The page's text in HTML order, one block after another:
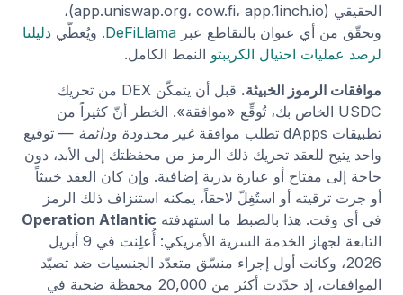
الحقيقي (app.uniswap.org، cow.fi، app.1inch.io)،
وتحقّق من أي عنوان بالتقاطع عبر DeFiLlama. ويُغطّي دليلنا
لرصد عمليات احتيال الكريبتو النمط الكامل.
موافقات الرموز الخبيثة.
قبل أن يتمكّن DEX من تحريك
USDC الخاص بك، تُوقِّع «موافقة». الخطر أنّ كثيراً من
تطبيقات dApps تطلب موافقة
غير محدودة ودائمة — توقيع
واحد يتيح للعقد تحريك ذلك الرمز من محفظتك إلى الأبد، دون
حاجة إلى مفتاح أو عبارة بذرية إضافية. وإن كان العقد خبيثاً
أو جرت ترقيته أو استُغِلّ لاحقاً، يمكنه استنزاف ذلك الرمز
في أي وقت. هذا بالضبط ما استهدفته Operation Atlantic
التابعة لجهاز الخدمة السرية الأمريكي: أُعلِنت في 9 أبريل
2026، وكانت أول إجراء منسّق متعدّد الجنسيات ضد تصيّد
الموافقات، إذ حدّدت أكثر من 20,000 محفظة ضحية في